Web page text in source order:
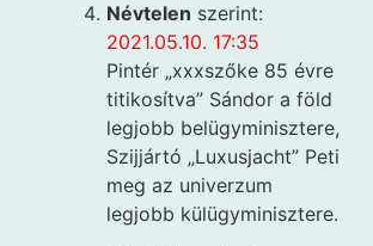
Névtelen szerint:
2021.05.10. 17:35
Pintér „xxxszőke 85 évre
titikosítva” Sándor a föld
legjobb belügyminisztere,
Szijjártó „Luxusjacht” Peti
meg az univerzum
legjobb külügyminisztere.